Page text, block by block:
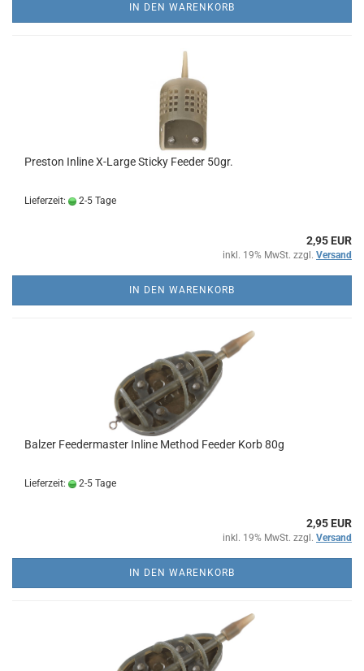
IN DEN WARENKORB
Preston Inline X-Large Sticky Feeder 50gr.
Lieferzeit: 2-5 Tage
2,95 EUR
inkl. 19% MwSt. zzgl. Versand
IN DEN WARENKORB
Balzer Feedermaster Inline Method Feeder Korb 80g
Lieferzeit: 2-5 Tage
2,95 EUR
inkl. 19% MwSt. zzgl. Versand
IN DEN WARENKORB